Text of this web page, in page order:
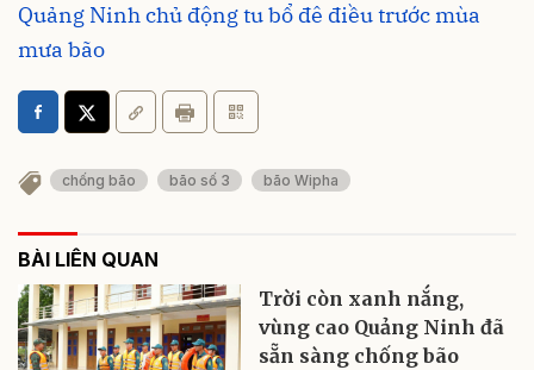
Quảng Ninh chủ động tu bổ đê điều trước mùa
mưa bão
chống bão bão số 3 bão Wipha
BÀI LIÊN QUAN
Trời còn xanh nắng,
vùng cao Quảng Ninh đã
sẵn sàng chống bão